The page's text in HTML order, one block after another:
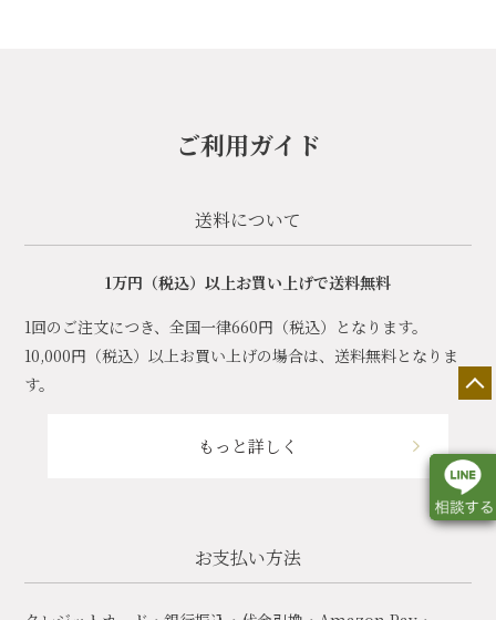
ご利用ガイド
送料について
1万円（税込）以上お買い上げで送料無料
1回のご注文につき、全国一律660円（税込）となります。
10,000円（税込）以上お買い上げの場合は、送料無料となりま
す。
もっと詳しく
お支払い方法
店舗一覧 展示会情報 カタログ請求